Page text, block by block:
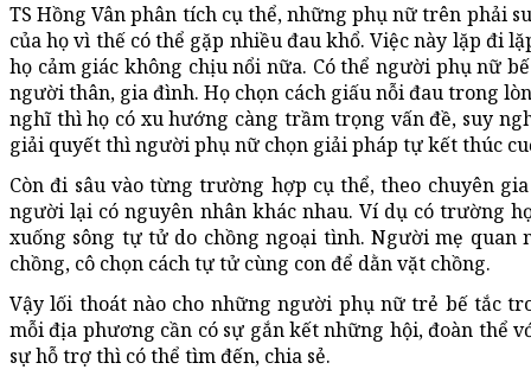
TS Hồng Vân phân tích cụ thể, những phụ nữ trên phải
của họ vì thế có thể gặp nhiều đau khổ. Việc này lặp đi
họ cảm giác không chịu nổi nữa. Có thể người phụ nữ
người thân, gia đình. Họ chọn cách giấu nỗi đau trong
nghĩ thì họ có xu hướng càng trầm trọng vấn đề, suy
giải quyết thì người phụ nữ chọn giải pháp tự kết thúc
Còn đi sâu vào từng trường hợp cụ thể, theo chuyên
người lại có nguyên nhân khác nhau. Ví dụ có trường
xuống sông tự tử do chồng ngoại tình. Người mẹ
chồng, cô chọn cách tự tử cùng con để dằn vặt chồng.
Vậy lối thoát nào cho những người phụ nữ trẻ bế tắc
mỗi địa phương cần có sự gắn kết những hội, đoàn thể
sự hỗ trợ thì có thể tìm đến, chia sẻ.